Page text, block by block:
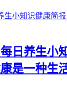
日养生小
是一种生